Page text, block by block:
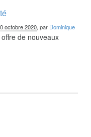
octobre 2020, par Dominique
de nouveaux